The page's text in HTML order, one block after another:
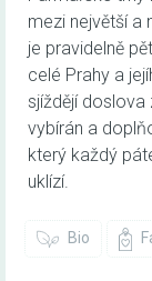
mezi největší a
je pravidelně
celé Prahy a
sjíždějí doslova
vybírán a
který každý
uklízí.
Bio